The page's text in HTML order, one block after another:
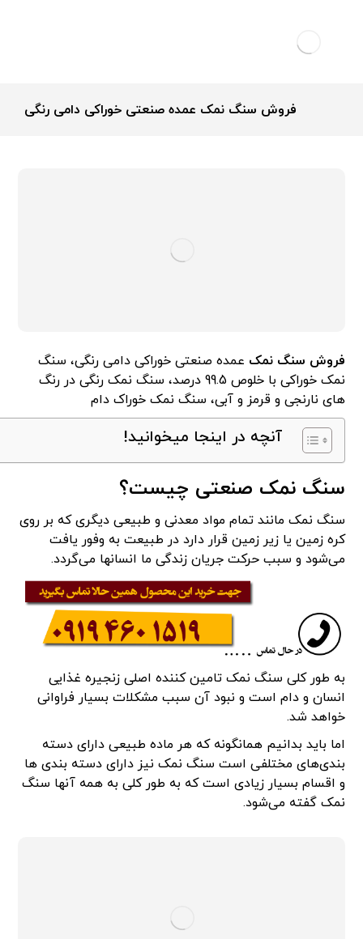
فروش سنگ نمک عمده صنعتی خوراکی دامی رنگی
فروش سنگ نمک عمده صنعتی خوراکی دامی رنگی، سنگ
نمک خوراکی با خلوص 99.5 درصد، سنگ نمک رنگی در رنگ
های نارنجی و قرمز و آبی، سنگ نمک خوراک دام
آنچه در اینجا میخوانید!
سنگ نمک صنعتی چیست؟
سنگ نمک مانند تمام مواد معدنی و طبیعی دیگری که بر روی
کره زمین یا زیر زمین قرار دارد در طبیعت به وفور یافت
می‌شود و سبب حرکت جریان زندگی ما انسانها می‌گردد.
به طور کلی سنگ نمک تامین کننده اصلی زنجیره غذایی
انسان و دام است و نبود آن سبب مشکلات بسیار فراوانی
خواهد شد.
اما باید بدانیم همانگونه که هر ماده طبیعی دارای دسته
بندی‌های مختلفی است سنگ نمک نیز دارای دسته بندی ها
و اقسام بسیار زیادی است که به طور کلی به همه آنها سنگ
نمک گفته می‌شود.